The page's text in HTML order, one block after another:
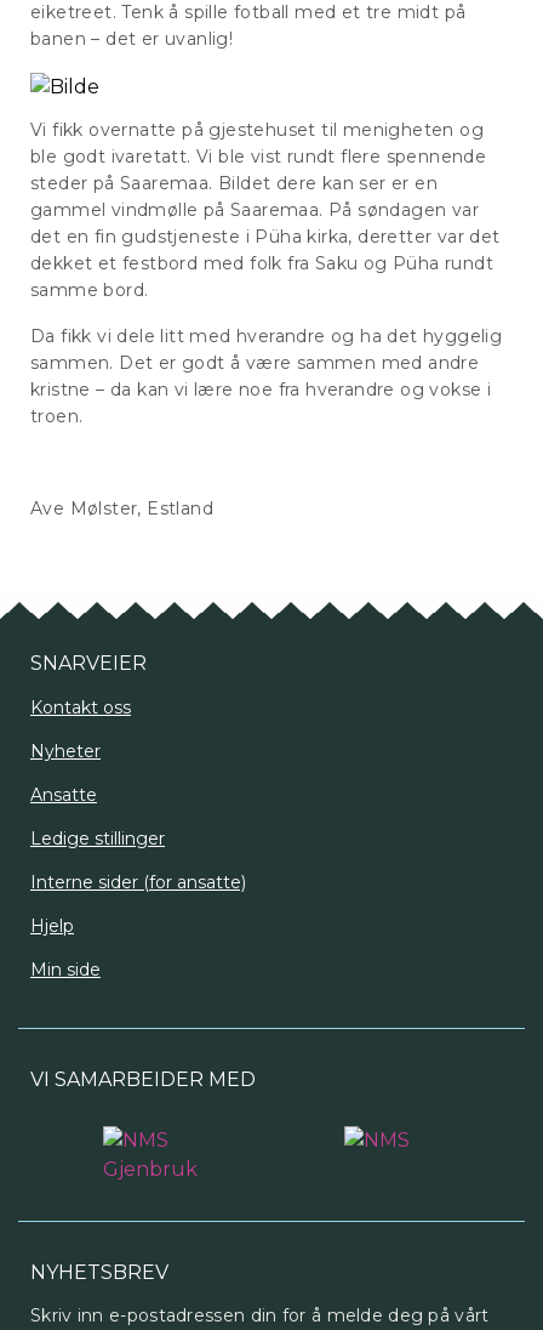
eiketreet. Tenk å spille fotball med et tre midt på
banen – det er uvanlig!
Vi fikk overnatte på gjestehuset til menigheten og
ble godt ivaretatt. Vi ble vist rundt flere spennende
steder på Saaremaa. Bildet dere kan ser er en
gammel vindmølle på Saaremaa. På søndagen var
det en fin gudstjeneste i Püha kirka, deretter var det
dekket et festbord med folk fra Saku og Püha rundt
samme bord.
Da fikk vi dele litt med hverandre og ha det hyggelig
sammen. Det er godt å være sammen med andre
kristne – da kan vi lære noe fra hverandre og vokse i
troen.
Ave Mølster, Estland
SNARVEIER
Kontakt oss
Nyheter
Ansatte
Ledige stillinger
Interne sider (for ansatte)
Hjelp
Min side
VI SAMARBEIDER MED
NYHETSBREV
Skriv inn e-postadressen din for å melde deg på vårt